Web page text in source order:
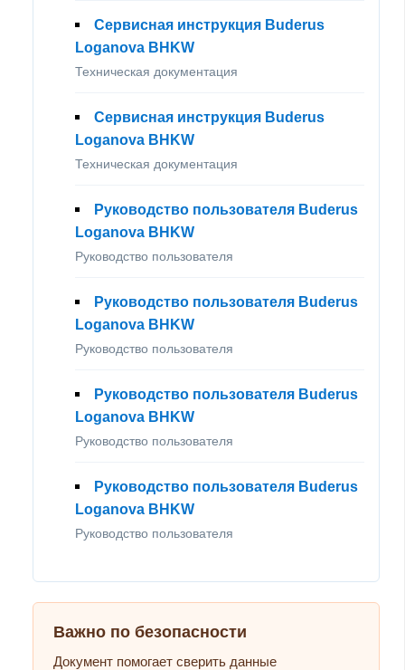
Сервисная инструкция Buderus
Loganova BHKW
Техническая документация
Сервисная инструкция Buderus
Loganova BHKW
Техническая документация
Руководство пользователя Buderus
Loganova BHKW
Руководство пользователя
Руководство пользователя Buderus
Loganova BHKW
Руководство пользователя
Руководство пользователя Buderus
Loganova BHKW
Руководство пользователя
Руководство пользователя Buderus
Loganova BHKW
Руководство пользователя
Важно по безопасности
Документ помогает сверить данные